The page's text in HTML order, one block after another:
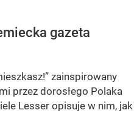
gazeta
zainspirowany
przez dorosłego Polaka
Lesser opisuje w nim, jak